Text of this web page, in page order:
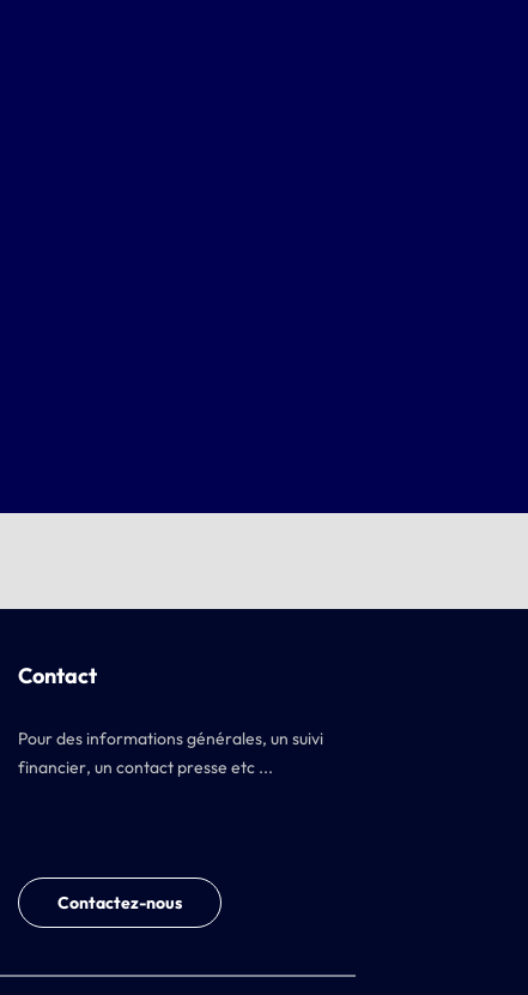
Contact
Pour des informations générales, un suivi
financier, un contact presse etc ...
Contactez-nous